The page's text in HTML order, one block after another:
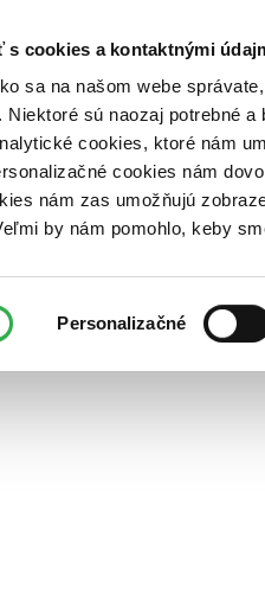
s cookies a kontaktnými
sa na našom webe
Niektoré sú naozaj potrebné
cookies, ktoré nám
cookies nám
nám zas umožňujú
by nám pomohlo, keby
Personalizačné